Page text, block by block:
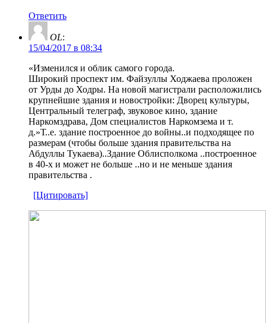
Ответить
OL:
15/04/2017 в 08:34
«Изменился и облик самого города.
Широкий проспект им. Файзуллы Ходжаева проложен
от Урды до Ходры. На новой магистрали расположились
крупнейшие здания и новостройки: Дворец культуры,
Центральный телеграф, звуковое кино, здание
Наркомздрава, Дом специалистов Наркомзема и т.
д.»Т..е. здание построенное до войны..и подходящее по
размерам (чтобы больше здания правительства на
Абдуллы Тукаева)..Здание Облисполкома ..построенное
в 40-х и может не больше ..но и не меньше здания
правительства .
[Цитировать]